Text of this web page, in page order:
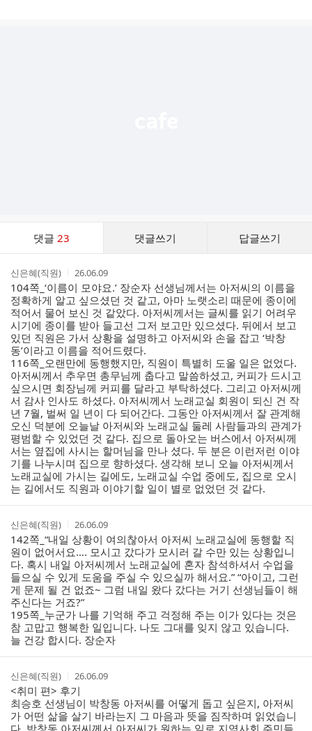
댓글23 댓글쓰기 답글쓰기
작
성
자
신은혜(직원)
작
성
시
간
26.06.09
104쪽_‘이름이 모야요.’ 장순자 선생님께서는 아저씨의 이름을
정확하게 알고 싶으셨던 것 같고, 아마 노랫소리 때문에 종이에
적어서 물어 보신 것 같았다. 아저씨께서는 글씨를 읽기 어려우
시기에 종이를 받아 들고선 그저 보고만 있으셨다. 뒤에서 보고
있던 직원은 가서 상황을 설명하고 아저씨와 손을 잡고 ‘박창
동’이라고 이름을 적어드렸다.
116쪽_오랜만에 동행했지만, 직원이 특별히 도울 일은 없었다.
아저씨께서 추우면 총무님께 춥다고 말씀하셨고, 커피가 드시고
싶으시면 회장님께 커피를 달라고 부탁하셨다. 그리고 아저씨께
서 감사 인사도 하셨다. 아저씨께서 노래교실 회원이 되신 건 작
년 7월, 벌써 일 년이 다 되어간다. 그동안 아저씨께서 잘 관계해
오신 덕분에 오늘날 아저씨와 노래교실 둘레 사람들과의 관계가
평범할 수 있었던 것 같다. 집으로 돌아오는 버스에서 아저씨께
서는 옆집에 사시는 할머님을 만나 셨다. 두 분은 이런저런 이야
기를 나누시며 집으로 향하셨다. 생각해 보니 오늘 아저씨께서
노래교실에 가시는 길에도, 노래교실 수업 중에도, 집으로 오시
는 길에서도 직원과 이야기할 일이 별로 없었던 것 같다.
작
성
자
신은혜(직원)
작
성
시
간
26.06.09
142쪽_“내일 상황이 여의찮아서 아저씨 노래교실에 동행할 직
원이 없어서요…. 모시고 갔다가 모시러 갈 수만 있는 상황입니
다. 혹시 내일 아저씨께서 노래교실에 혼자 참석하셔서 수업을
들으실 수 있게 도움을 주실 수 있으실까 해서요.” “아이고, 그런
게 문제 될 건 없죠~ 그럼 내일 왔다 갔다는 거기 선생님들이 해
주신다는 거죠?”
195쪽_누군가 나를 기억해 주고 걱정해 주는 이가 있다는 것은
참 고맙고 행복한 일입니다. 나도 그대를 잊지 않고 있습니다.
늘 건강 합시다. 장순자
작
성
자
신은혜(직원)
작
성
시
간
26.06.09
<취미 편> 후기
최승호 선생님이 박창동 아저씨를 어떻게 돕고 싶은지, 아저씨
가 어떤 삶을 살기 바라는지 그 마음과 뜻을 짐작하며 읽었습니
다. 박창동 아저씨께서 아저씨가 원하는 일로 지역사회 주민들